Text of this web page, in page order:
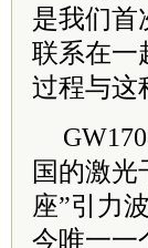
是我们首
联系在一
过程与这
国的激光
座”引力
今唯一一